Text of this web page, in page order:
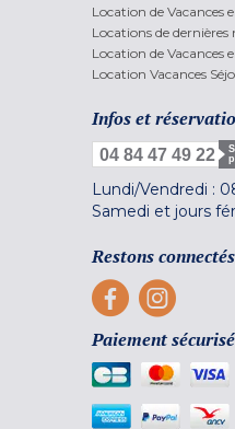
Location de Vacances
Locations de
Location de Vacances
Location Vacances
Infos et
04 84 47 49 22
Lundi/Vendredi :
Samedi et jours
Restons connectés
Paiement sécurisé